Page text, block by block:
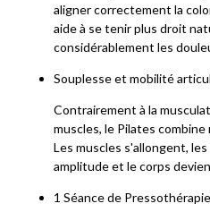
aligner correctement la
aide à se tenir plus droit
considérablement les
Souplesse et mobilité
Contrairement à la
muscles, le Pilates
Les muscles s'allongent,
amplitude et le corps
1 Séance de Pressothérapie